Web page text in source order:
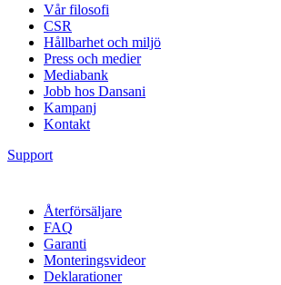
Vår filosofi
CSR
Hållbarhet och miljö
Press och medier
Mediabank
Jobb hos Dansani
Kampanj
Kontakt
Support
Återförsäljare
FAQ
Garanti
Monteringsvideor
Deklarationer